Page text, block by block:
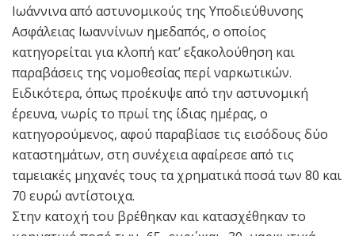
Ιωάννινα από αστυνομικούς της Υποδιεύθυνσης
Ασφάλειας Ιωαννίνων ημεδαπός, ο οποίος
κατηγορείται για κλοπή κατ’ εξακολούθηση και
παραβάσεις της νομοθεσίας περί ναρκωτικών.
Ειδικότερα, όπως προέκυψε από την αστυνομική
έρευνα, νωρίς το πρωί της ίδιας ημέρας, ο
κατηγορούμενος, αφού παραβίασε τις εισόδους δύο
καταστημάτων, στη συνέχεια αφαίρεσε από τις
ταμειακές μηχανές τους τα χρηματικά ποσά των 80 και
70 ευρώ αντίστοιχα.
Στην κατοχή του βρέθηκαν και κατασχέθηκαν το